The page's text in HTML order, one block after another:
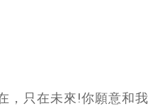
，只在未來!你願意和